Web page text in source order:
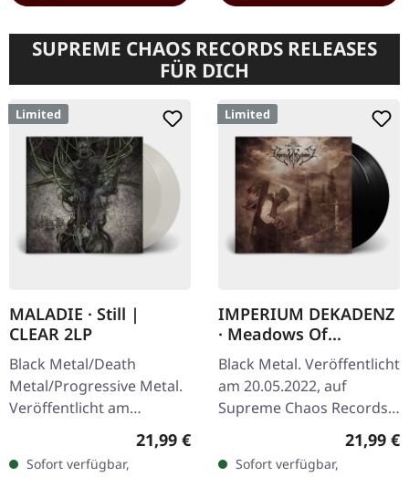
SUPREME CHAOS RECORDS RELEASES
FÜR DICH
Limited
MALADIE · Still |
CLEAR 2LP
Black Metal/Death
Metal/Progressive Metal.
Veröffentlicht am
10.04.2015, auf SupremeRegulärer Preis:
21,99 €
Sofort verfügbar,
Limited
IMPERIUM DEKADENZ
· Meadows Of
Nostalgia | BLACK 2LP
Black Metal. Veröffentlicht
am 20.05.2022, auf
Supreme Chaos Records.
Schwarzes Doppel-Vinyl
im Gatefold-Cover mit
21,99 €
Sofort verfügbar,